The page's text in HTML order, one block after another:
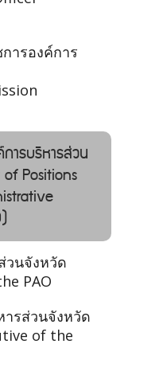
ารองค์การ
ารบริหารส่วน
Positions
วนจังหวัด
PAO
ารส่วนจังหวัด
of the